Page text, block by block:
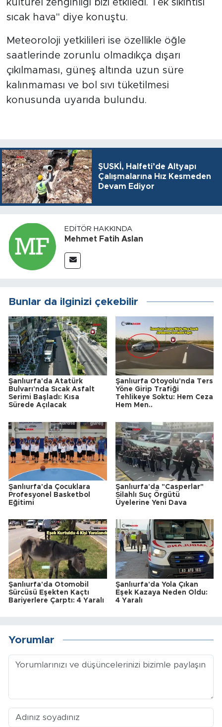
kültürel zenginliği bizi etkiledi. Tek sıkıntısı
sıcak hava" diye konuştu.
Meteoroloji yetkilileri ise özellikle öğle
saatlerinde zorunlu olmadıkça dışarı
çıkılmaması, güneş altında uzun süre
kalınmaması ve bol sıvı tüketilmesi
konusunda uyarıda bulundu.
ŞUSKİ, Halfeti’de Altyapı
Çalışmalarına Hız Kesmeden
Devam Ediyor
EDITÖR HAKKINDA
Mehmet Fatih Aslan
Bunlar da ilginizi çekebilir
Şanlıurfa'da Atatürk
Bulvarı'nda Sıcak Asfalt
Serimi Başladı: Kısa
Sürede Açılacak
Şanlıurfa Otoyolu'nda Ters
Yöne Girip Trafiği
Tehlikeye Soktu: Hem Ceza
Hem Men..
Şanlıurfa'da Çocuklara
Profesyonel Basketbol
Eğitimi
Şanlıurfa'da "Casperlar"
Silahlı Suç Örgütü
Üyelerine Yeni Dava
Şanlıurfa'da Otomobil
Sürcüsü Eşekten Kaçtı
Bariyerlere Çarptı: 4 Yaralı
Şanlıurfa'da Yola Çıkan
Eşek Kazaya Neden Oldu:
4 Yaralı
Yorumlar